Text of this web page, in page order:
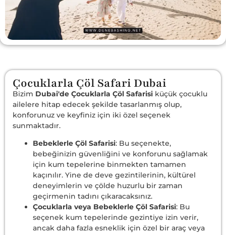
Çocuklarla Çöl Safari Dubai
Bizim Dubai'de Çocuklarla Çöl Safarisi küçük çocuklu
ailelere hitap edecek şekilde tasarlanmış olup,
konforunuz ve keyfiniz için iki özel seçenek
sunmaktadır.
Bebeklerle Çöl Safarisi: Bu seçenekte,
bebeğinizin güvenliğini ve konforunu sağlamak
için kum tepelerine binmekten tamamen
kaçınılır. Yine de deve gezintilerinin, kültürel
deneyimlerin ve çölde huzurlu bir zaman
geçirmenin tadını çıkaracaksınız.
Çocuklarla veya Bebeklerle Çöl Safarisi: Bu
seçenek kum tepelerinde gezintiye izin verir,
ancak daha fazla esneklik için özel bir araç veya